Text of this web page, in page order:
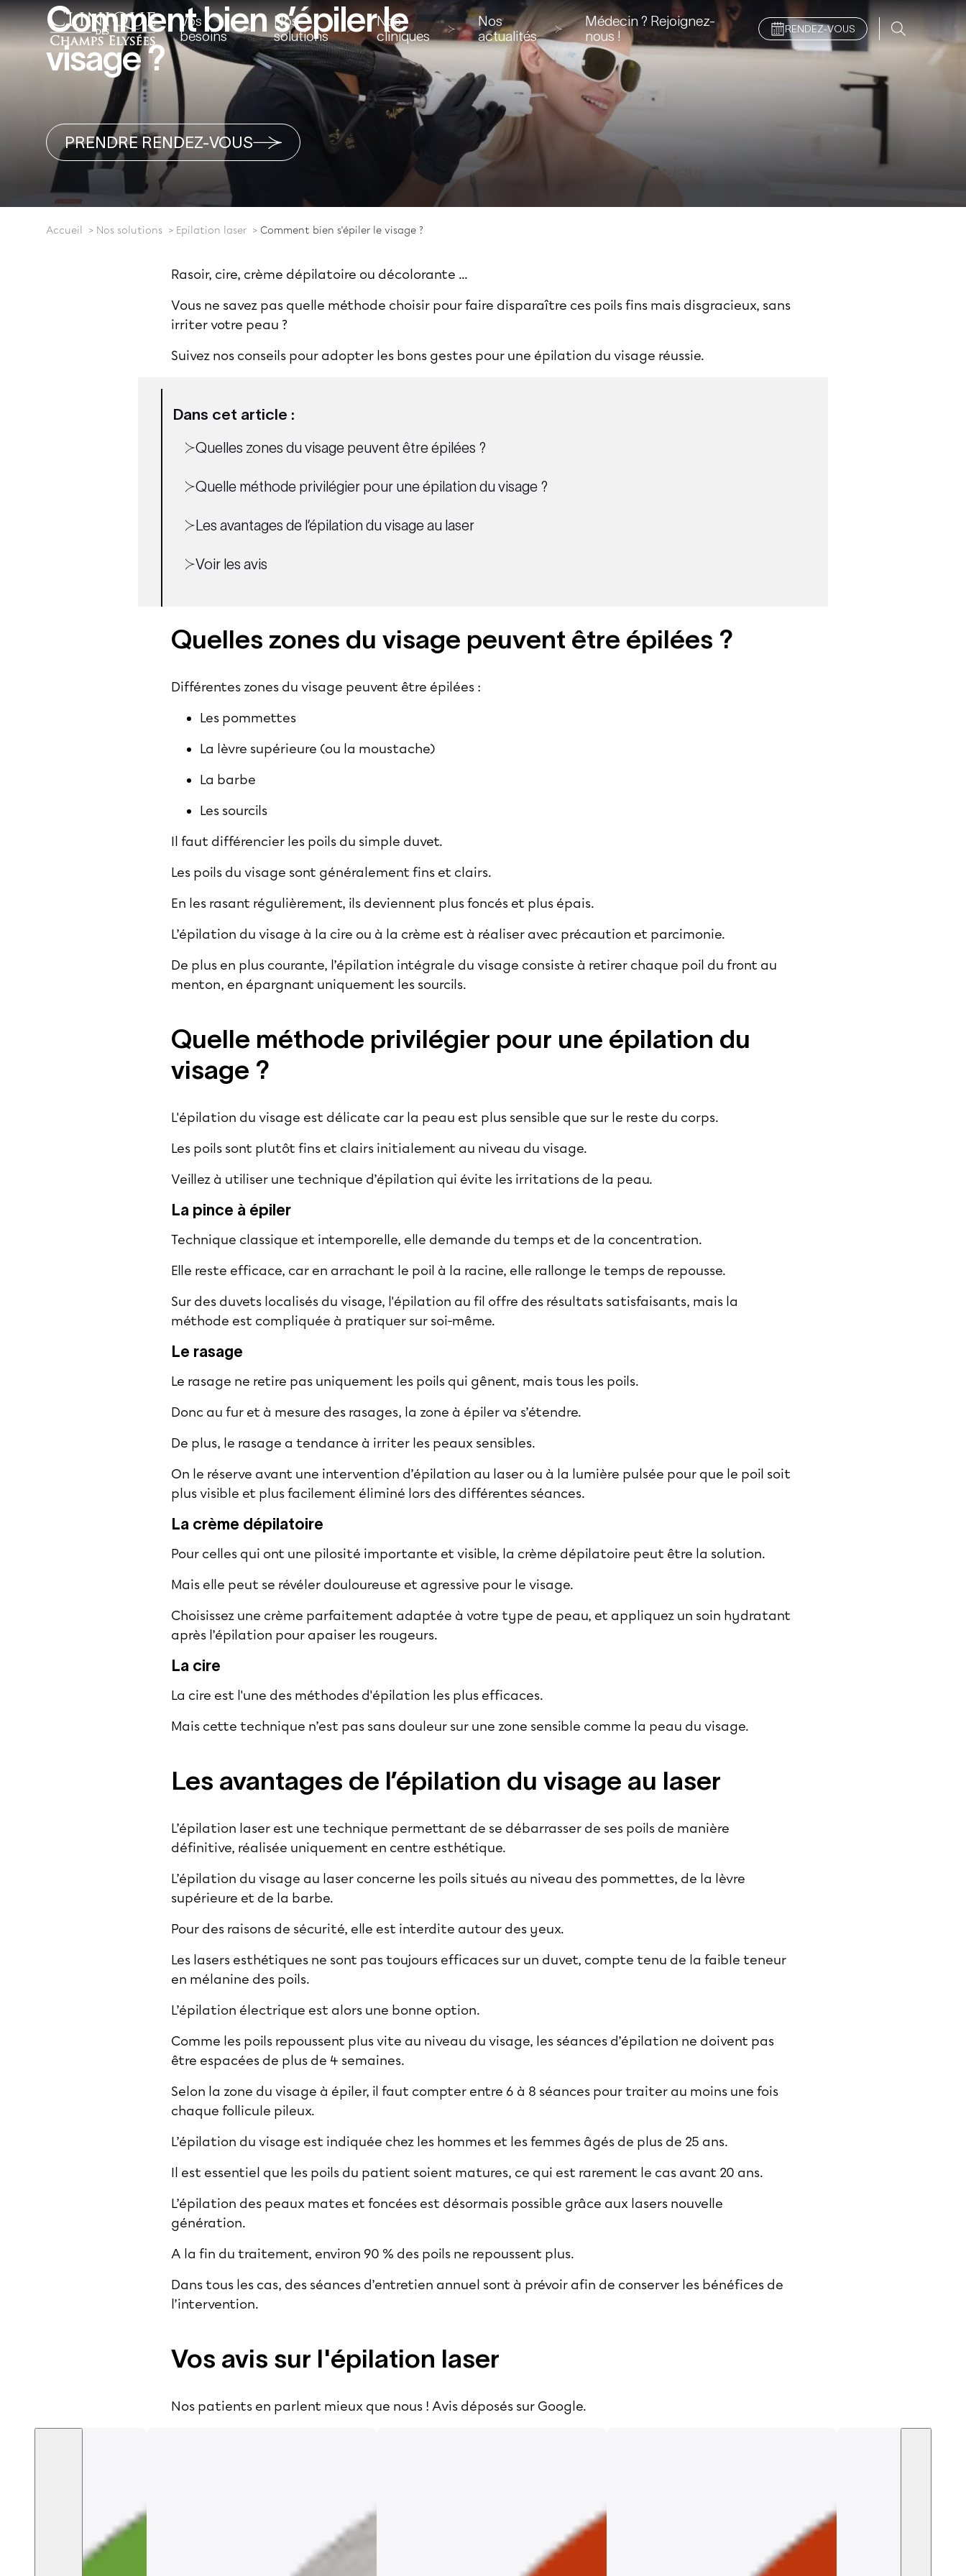
Vos
besoins
Nos
solutions
Nos
cliniques
Nos
actualités
Médecin ? Rejoignez-
nous !
RENDEZ-VOUS
Comment bien s’épiler le
visage ?
PRENDRE RENDEZ-VOUS
Accueil Nos solutions Epilation laser Comment bien s’épiler le visage ?
Dans cet article :
Quelles zones du visage peuvent être épilées ?
Quelle méthode privilégier pour une épilation du visage ?
Les avantages de l’épilation du visage au laser
Voir les avis
Rasoir, cire, crème dépilatoire ou décolorante ...
Vous ne savez pas quelle méthode choisir pour faire disparaître ces poils fins mais disgracieux, sans
irriter votre peau ?
Suivez nos conseils pour adopter les bons gestes pour une épilation du visage réussie.
Quelles zones du visage peuvent être épilées ?
Différentes zones du visage peuvent être épilées :
Les pommettes
La lèvre supérieure (ou la moustache)
La barbe
Les sourcils
Il faut différencier les poils du simple duvet.
Les poils du visage sont généralement fins et clairs.
En les rasant régulièrement, ils deviennent plus foncés et plus épais.
L’épilation du visage à la cire ou à la crème est à réaliser avec précaution et parcimonie.
De plus en plus courante, l’épilation intégrale du visage consiste à retirer chaque poil du front au
menton, en épargnant uniquement les sourcils.
Quelle méthode privilégier pour une épilation du
visage ?
L'épilation du visage est délicate car la peau est plus sensible que sur le reste du corps.
Les poils sont plutôt fins et clairs initialement au niveau du visage.
Veillez à utiliser une technique d’épilation qui évite les irritations de la peau.
La pince à épiler
Technique classique et intemporelle, elle demande du temps et de la concentration.
Elle reste efficace, car en arrachant le poil à la racine, elle rallonge le temps de repousse.
Sur des duvets localisés du visage, l'épilation au fil offre des résultats satisfaisants, mais la
méthode est compliquée à pratiquer sur soi-même.
Le rasage
Le rasage ne retire pas uniquement les poils qui gênent, mais tous les poils.
Donc au fur et à mesure des rasages, la zone à épiler va s’étendre.
De plus, le rasage a tendance à irriter les peaux sensibles.
On le réserve avant une intervention d’épilation au laser ou à la lumière pulsée pour que le poil soit
plus visible et plus facilement éliminé lors des différentes séances.
La crème dépilatoire
Pour celles qui ont une pilosité importante et visible, la crème dépilatoire peut être la solution.
Mais elle peut se révéler douloureuse et agressive pour le visage.
Choisissez une crème parfaitement adaptée à votre type de peau, et appliquez un soin hydratant
après l’épilation pour apaiser les rougeurs.
La cire
La cire est l'une des méthodes d'épilation les plus efficaces.
Mais cette technique n’est pas sans douleur sur une zone sensible comme la peau du visage.
Les avantages de l’épilation du visage au laser
L’épilation laser est une technique permettant de se débarrasser de ses poils de manière
définitive, réalisée uniquement en centre esthétique.
L’épilation du visage au laser concerne les poils situés au niveau des pommettes, de la lèvre
supérieure et de la barbe.
Pour des raisons de sécurité, elle est interdite autour des yeux.
Les lasers esthétiques ne sont pas toujours efficaces sur un duvet, compte tenu de la faible teneur
en mélanine des poils.
L’épilation électrique est alors une bonne option.
Comme les poils repoussent plus vite au niveau du visage, les séances d’épilation ne doivent pas
être espacées de plus de 4 semaines.
Selon la zone du visage à épiler, il faut compter entre 6 à 8 séances pour traiter au moins une fois
chaque follicule pileux.
L’épilation du visage est indiquée chez les hommes et les femmes âgés de plus de 25 ans.
Il est essentiel que les poils du patient soient matures, ce qui est rarement le cas avant 20 ans.
L’épilation des peaux mates et foncées est désormais possible grâce aux lasers nouvelle
génération.
A la fin du traitement, environ 90 % des poils ne repoussent plus.
Dans tous les cas, des séances d’entretien annuel sont à prévoir afin de conserver les bénéfices de
l’intervention.
Vos avis sur l'épilation laser
Nos patients en parlent mieux que nous ! Avis déposés sur Google.